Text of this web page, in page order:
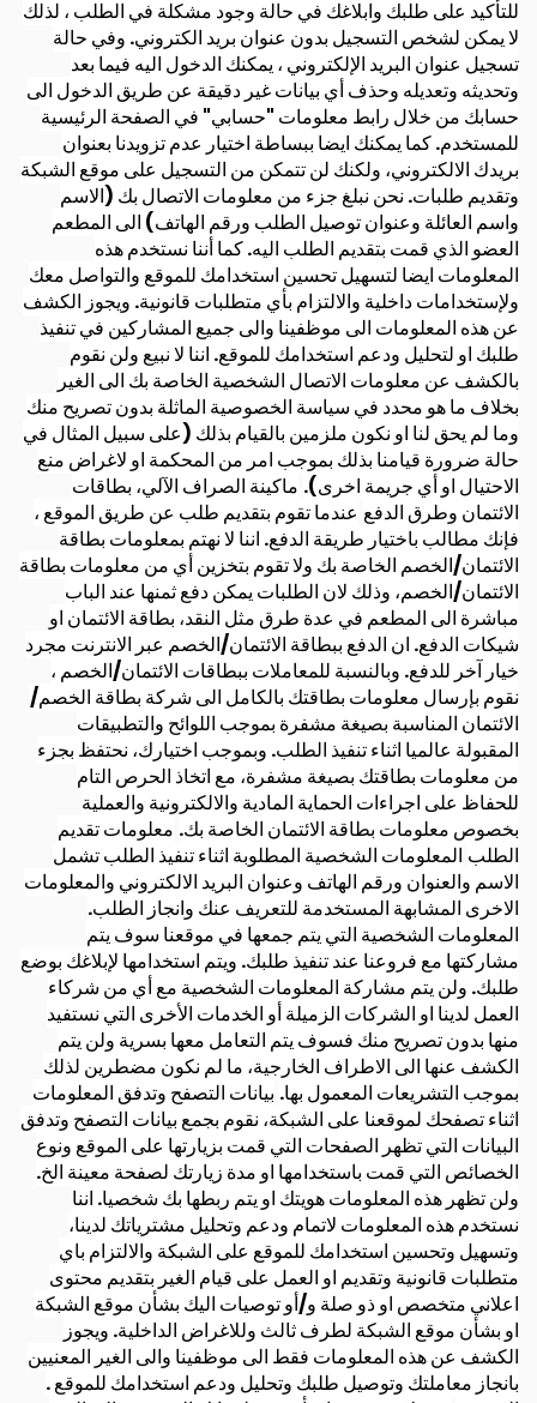
للتأكيد على طلبك وابلاغك في حالة وجود مشكلة في الطلب ، لذلك
لا يمكن لشخص التسجيل بدون عنوان بريد الكتروني. وفي حالة
تسجيل عنوان البريد الإلكتروني ، يمكنك الدخول اليه فيما بعد
وتحديثه وتعديله وحذف أي بيانات غير دقيقة عن طريق الدخول الى
حسابك من خلال رابط معلومات "حسابي" في الصفحة الرئيسية
للمستخدم. كما يمكنك ايضا ببساطة اختيار عدم تزويدنا بعنوان
بريدك الالكتروني، ولكنك لن تتمكن من التسجيل على موقع الشبكة
وتقديم طلبات. نحن نبلغ جزء من معلومات الاتصال بك (الاسم
واسم العائلة وعنوان توصيل الطلب ورقم الهاتف) الى المطعم
العضو الذي قمت بتقديم الطلب اليه. كما أننا نستخدم هذه
المعلومات ايضا لتسهيل تحسين استخدامك للموقع والتواصل معك
ولإستخدامات داخلية والالتزام بأي متطلبات قانونية. ويجوز الكشف
عن هذه المعلومات الى موظفينا والى جميع المشاركين في تنفيذ
طلبك او لتحليل ودعم استخدامك للموقع. اننا لا نبيع ولن نقوم
بالكشف عن معلومات الاتصال الشخصية الخاصة بك الى الغير
بخلاف ما هو محدد في سياسة الخصوصية الماثلة بدون تصريح منك
وما لم يحق لنا او نكون ملزمين بالقيام بذلك (على سبيل المثال في
حالة ضرورة قيامنا بذلك بموجب امر من المحكمة او لاغراض منع
الاحتيال او أي جريمة اخرى). ماكينة الصراف الآلي، بطاقات
الائتمان وطرق الدفع عندما تقوم بتقديم طلب عن طريق الموقع ،
فإنك مطالب باختيار طريقة الدفع. اننا لا نهتم بمعلومات بطاقة
الائتمان/الخصم الخاصة بك ولا تقوم بتخزين أي من معلومات بطاقة
الائتمان/الخصم، وذلك لان الطلبات يمكن دفع ثمنها عند الباب
مباشرة الى المطعم في عدة طرق مثل النقد، بطاقة الائتمان او
شيكات الدفع. ان الدفع ببطاقة الائتمان/الخصم عبر الانترنت مجرد
خيار آخر للدفع. وبالنسبة للمعاملات ببطاقات الائتمان/الخصم ،
نقوم بإرسال معلومات بطاقتك بالكامل الى شركة بطاقة الخصم/
الائتمان المناسبة بصيغة مشفرة بموجب اللوائح والتطبيقات
المقبولة عالميا اثناء تنفيذ الطلب. وبموجب اختيارك، نحتفظ بجزء
من معلومات بطاقتك بصيغة مشفرة، مع اتخاذ الحرص التام
للحفاظ على اجراءات الحماية المادية والالكترونية والعملية
بخصوص معلومات بطاقة الائتمان الخاصة بك. معلومات تقديم
الطلب المعلومات الشخصية المطلوبة اثناء تنفيذ الطلب تشمل
الاسم والعنوان ورقم الهاتف وعنوان البريد الالكتروني والمعلومات
الاخرى المشابهة المستخدمة للتعريف عنك وانجاز الطلب.
المعلومات الشخصية التي يتم جمعها في موقعنا سوف يتم
مشاركتها مع فروعنا عند تنفيذ طلبك. ويتم استخدامها لإبلاغك بوضع
طلبك. ولن يتم مشاركة المعلومات الشخصية مع أي من شركاء
العمل لدينا او الشركات الزميلة أو الخدمات الأخرى التي نستفيد
منها بدون تصريح منك فسوف يتم التعامل معها بسرية ولن يتم
الكشف عنها الى الاطراف الخارجية، ما لم نكون مضطرين لذلك
بموجب التشريعات المعمول بها. بيانات التصفح وتدفق المعلومات
اثناء تصفحك لموقعنا على الشبكة، نقوم بجمع بيانات التصفح وتدفق
البيانات التي تظهر الصفحات التي قمت بزيارتها على الموقع ونوع
الخصائص التي قمت باستخدامها او مدة زيارتك لصفحة معينة الخ.
ولن تظهر هذه المعلومات هويتك او يتم ربطها بك شخصيا. اننا
نستخدم هذه المعلومات لاتمام ودعم وتحليل مشترياتك لدينا،
وتسهيل وتحسين استخدامك للموقع على الشبكة والالتزام باي
متطلبات قانونية وتقديم او العمل على قيام الغير بتقديم محتوى
اعلاني متخصص او ذو صلة و/أو توصيات اليك بشأن موقع الشبكة
او بشأن موقع الشبكة لطرف ثالث وللاغراض الداخلية. ويجوز
الكشف عن هذه المعلومات فقط الى موظفينا والى الغير المعنيين
بانجاز معاملتك وتوصيل طلبك وتحليل ودعم استخدامك للموقع .